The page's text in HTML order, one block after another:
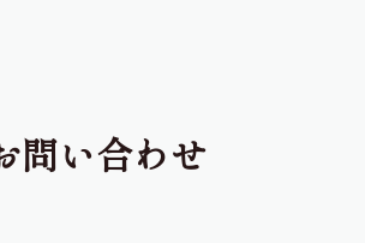
問い合わせ